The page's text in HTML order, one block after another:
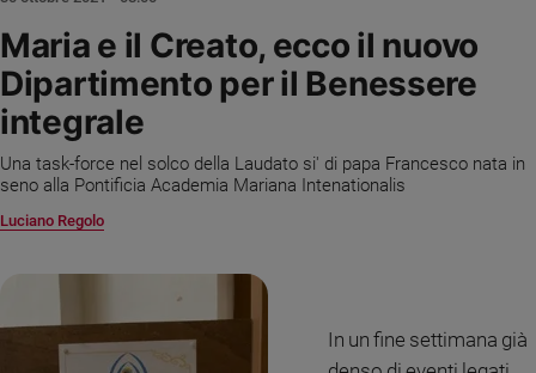
Volontariato
Diritti
Aziende
di
Diversità
Maria e il Creato, ecco il nuovo
Dipartimento per il Benessere
integrale
Una task-force nel solco della Laudato si' di papa Francesco nata in
seno alla Pontificia Academia Mariana Intenationalis
Luciano Regolo
In un fine settimana già